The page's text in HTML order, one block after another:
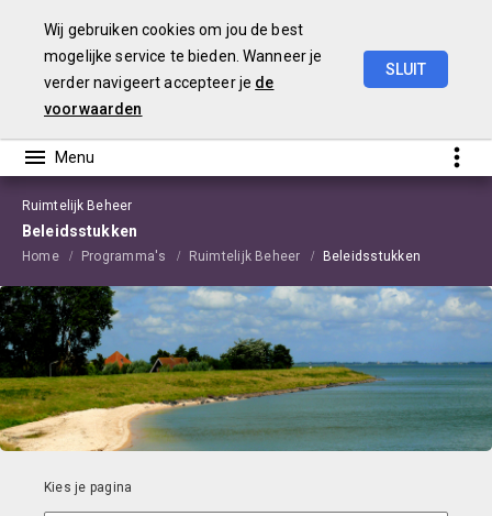
Ruimtelijk Beheer
Beleidsstukken
Home Programma's Ruimtelijk Beheer Beleidsstukken
Wij gebruiken cookies om jou de best
mogelijke service te bieden. Wanneer je
verder navigeert accepteer je de
voorwaarden
SLUIT